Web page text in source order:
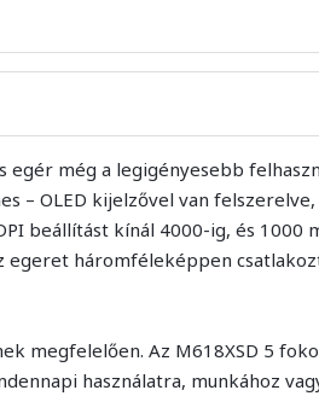
egér még a legigényesebb
– OLED kijelzővel van
beállítást kínál 4000-ig, és 1000
egeret háromféleképpen
megfelelően. Az M618XSD 5
használatra, munkához